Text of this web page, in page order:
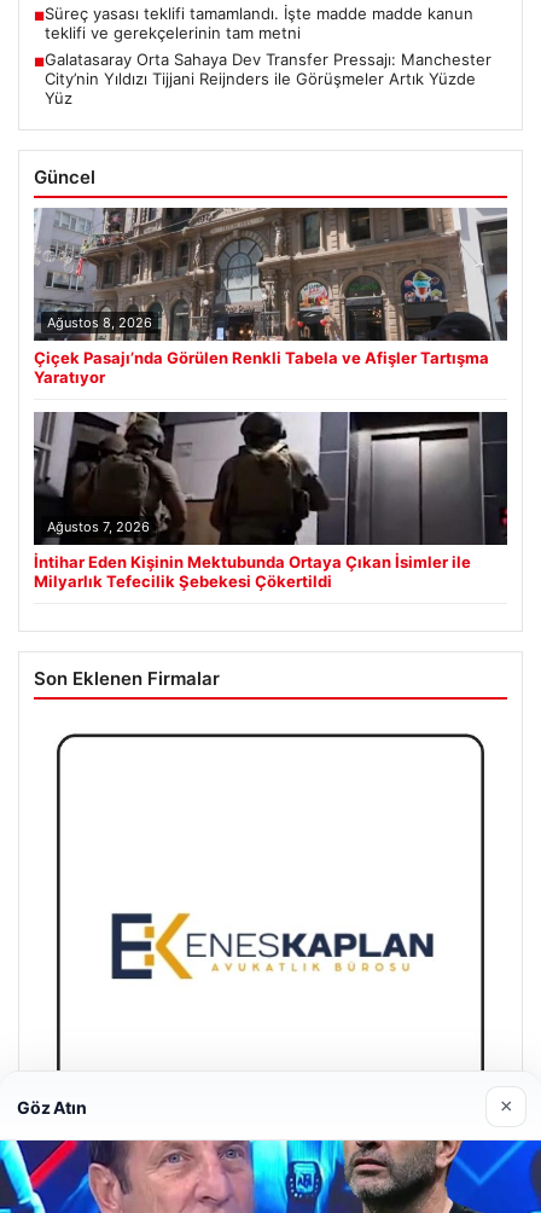
■Süreç yasası teklifi tamamlandı. İşte madde madde kanun
teklifi ve gerekçelerinin tam metni
■Galatasaray Orta Sahaya Dev Transfer Pressajı: Manchester
City’nin Yıldızı Tijjani Reijnders ile Görüşmeler Artık Yüzde
Yüz
Güncel
Ağustos 8, 2026
Çiçek Pasajı’nda Görülen Renkli Tabela ve Afişler Tartışma
Yaratıyor
Ağustos 7, 2026
İntihar Eden Kişinin Mektubunda Ortaya Çıkan İsimler ile
Milyarlık Tefecilik Şebekesi Çökertildi
Son Eklenen Firmalar
Göz Atın ×